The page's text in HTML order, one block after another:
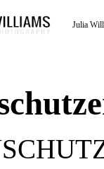
Julia